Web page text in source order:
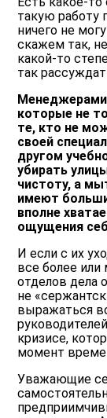
такую работу
ничего не
скажем так,
какой-то
так
которые не
те, кто не
своей
другом
убирать
чистоту, а
имеют
вполне
ощущения
И если с их
все более или
отделов дела
не
выражаться
кризисе,
момент
Уважающие